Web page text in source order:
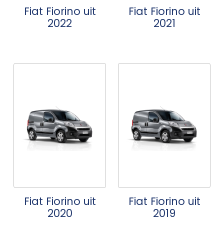
Fiat Fiorino uit
2022
Fiat Fiorino uit
2021
Fiat Fiorino uit
2020
Fiat Fiorino uit
2019